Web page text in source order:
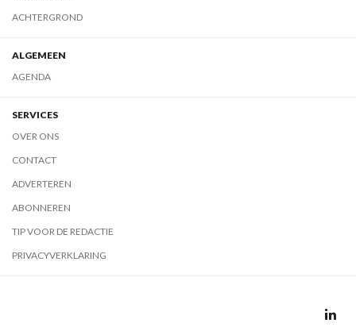
ACHTERGROND
ALGEMEEN
AGENDA
SERVICES
OVER ONS
CONTACT
ADVERTEREN
ABONNEREN
TIP VOOR DE REDACTIE
PRIVACYVERKLARING